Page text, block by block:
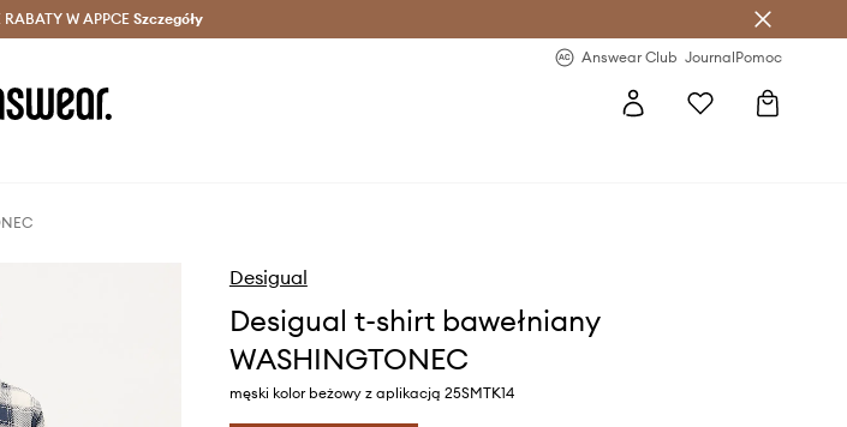
Dostawa nawet w 24h >
W APPCE Szczegóły
Answear Club JournalPomoc
Desigual
Desigual t-shirt bawełniany
WASHINGTONEC
męski kolor beżowy z aplikacją 25SMTK14